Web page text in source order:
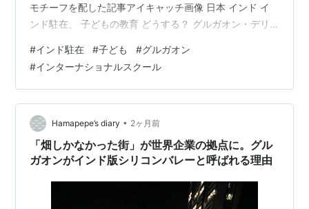
モチーフを配した記事アイキャッチ画像 日本 インド イ
ンド駐在、 子どもの教育 どうする？ グルガオン・デリ
スクール / 学費 / 手続き Hamapepe's diary インドへの
家族帯同が決まったとき、住居や治安と並んで最も気に
なるのが「子供の教育」ではないでしょうか。私自身は
子供を連れての赴任経験がないため、この記事は現地の
教育支援団体や実際に子供を通わせている駐在家庭の発
信内容…
#インド駐在 #子ども #グルガオン
#インターナショナルスクール
Hamapepe’s diary • 2ヶ月前
「畑しかなかった街」が世界企業の拠点に。グル
ガオンがインド版シリコンバレーと呼ばれる理由